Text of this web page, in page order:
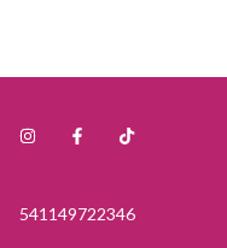
541149722346